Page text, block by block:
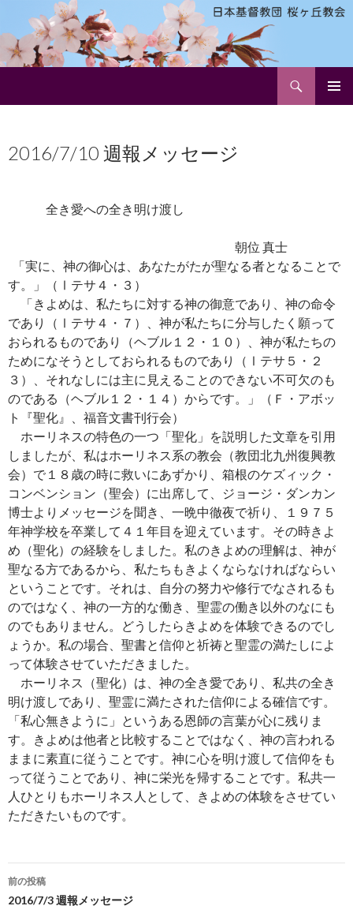
ン
2016/7/10 週報メッセージ
全き愛への全き明け渡し
朝位 真士
「実に、神の御心は、あなたがたが聖なる者となることで
す。」（Ⅰテサ４・３）
「きよめは、私たちに対する神の御意であり、神の命令
であり（Ⅰテサ４・７）、神が私たちに分与したく願って
おられるものであり（ヘブル１２・１０）、神が私たちの
ためになそうとしておられるものであり（Ⅰテサ５・２
３）、それなしには主に見えることのできない不可欠のも
のである（ヘブル１２・１４）からです。」（Ｆ・アボッ
ト『聖化』、福音文書刊行会）
ホーリネスの特色の一つ「聖化」を説明した文章を引用
しましたが、私はホーリネス系の教会（教団北九州復興教
会）で１８歳の時に救いにあずかり、箱根のケズィック・
コンベンション（聖会）に出席して、ジョージ・ダンカン
博士よりメッセージを聞き、一晩中徹夜で祈り、１９７５
年神学校を卒業して４１年目を迎えています。その時きよ
め（聖化）の経験をしました。私のきよめの理解は、神が
聖なる方であるから、私たちもきよくならなければならい
ということです。それは、自分の努力や修行でなされるも
のではなく、神の一方的な働き、聖霊の働き以外のなにも
のでもありません。どうしたらきよめを体験できるのでし
ょうか。私の場合、聖書と信仰と祈祷と聖霊の満たしによ
って体験させていただきました。
ホーリネス（聖化）は、神の全き愛であり、私共の全き
明け渡しであり、聖霊に満たされた信仰による確信です。
「私心無きように」というある恩師の言葉が心に残りま
す。きよめは他者と比較することではなく、神の言われる
ままに素直に従うことです。神に心を明け渡して信仰をも
って従うことであり、神に栄光を帰することです。私共一
人ひとりもホーリネス人として、きよめの体験をさせてい
ただきたいものです。
投
稿
前の投稿
2016/7/3 週報メッセージ